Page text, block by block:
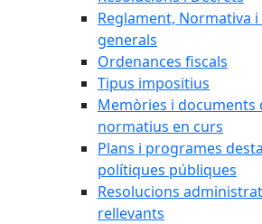
Reglament, Normativa
generals
Ordenances fiscals
Tipus impositius
Memòries i documents
normatius en curs
Plans i programes
polítiques públiques
Resolucions
rellevants